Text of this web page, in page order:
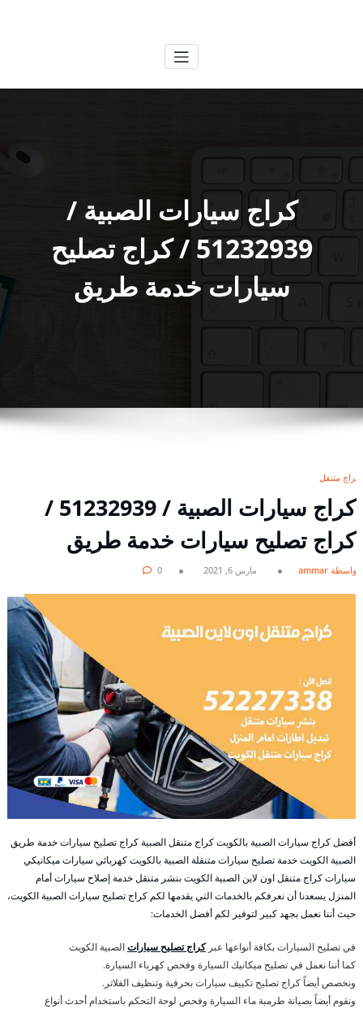
كراج سيارات الصبية /
51232939‬ / كراج تصليح
سيارات خدمة طريق
كراج متنقل
كراج سيارات الصبية / 51232939‬ /
كراج تصليح سيارات خدمة طريق
بواسطة ammar مارس 6, 2021 0
أفضل كراج سيارات الصبية بالكويت كراج متنقل الصبية كراج تصليح سيارات خدمة طريق
الصبية الكويت خدمة تصليح سيارات متنقلة الصبية بالكويت كهربائي سيارات ميكانيكي
سيارات كراج متنقل اون لاين الصبية الكويت بنشر متنقل خدمة إصلاح سيارات أمام
المنزل يسعدنا أن نعرفكم بالخدمات التي يقدمها لكم كراج تصليح سيارات الصبية الكويت،
حيث أننا نعمل بجهد كبير لتوفير لكم أفضل الخدمات:
في تصليح السيارات بكافة أنواعها عبركراج تصليح سياراتالصبية الكويت
كما أننا نعمل في تصليح ميكانيك السيارة وفحص كهرباء السيارة.
ونخصص أيضاً كراج تصليح تكييف سيارات بحرفية وتنظيف الفلاتر.
ونقوم أيضاً بصيانة طرمبة ماء السيارة وفحص لوحة التحكم باستخدام أحدث أنواع